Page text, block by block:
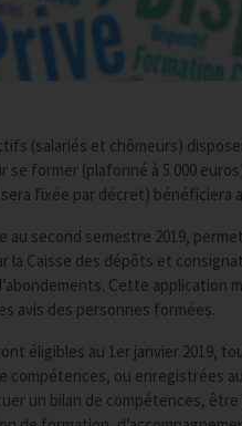
(salariés et chômeurs)
se former (plafonné à 5 000
fixée par décret) bénéficiera
au second semestre 2019,
la Caisse des dépôts et
Cette
avis des personnes formées.
éligibles au 1er janvier 2019,
compétences, ou enregistrées
un bilan de compétences,